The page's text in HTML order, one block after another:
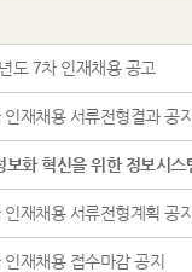
도 7차 인재채용 공고
재채용 서류전형결과 공지
보화 혁신을 위한 정보시
재채용 서류전형계획 공지
재채용 접수마감 공지